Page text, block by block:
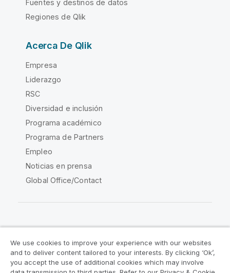
Fuentes y destinos de datos
Regiones de Qlik
Acerca De Qlik
Empresa
Liderazgo
RSC
Diversidad e inclusión
Programa académico
Programa de Partners
Empleo
Noticias en prensa
Global Office/Contact
Acuerdos legales
Condiciones del producto
We use cookies to improve your experience with our websites
and to deliver content tailored to your interests. By clicking ‘Ok’,
you accept the use of additional cookies which may involve